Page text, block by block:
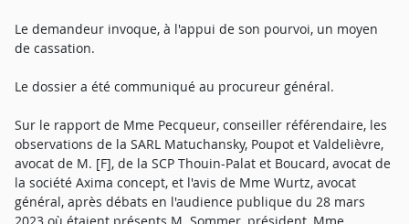
Le demandeur invoque, à l'appui de son pourvoi, un moyen
de cassation.
Le dossier a été communiqué au procureur général.
Sur le rapport de Mme Pecqueur, conseiller référendaire, les
observations de la SARL Matuchansky, Poupot et Valdelièvre,
avocat de M. [F], de la SCP Thouin-Palat et Boucard, avocat de
la société Axima concept, et l'avis de Mme Wurtz, avocat
général, après débats en l'audience publique du 28 mars